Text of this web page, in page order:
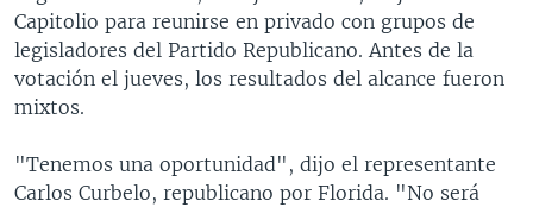
Capitolio para reunirse en privado con grupos de
legisladores del Partido Republicano. Antes de la
votación el jueves, los resultados del alcance fueron
mixtos.
"Tenemos una oportunidad", dijo el representante
Carlos Curbelo, republicano por Florida. "No será